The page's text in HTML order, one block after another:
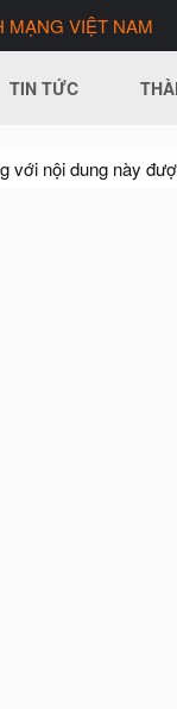
VIỆT NAM
TIN TỨC
với nội dung này